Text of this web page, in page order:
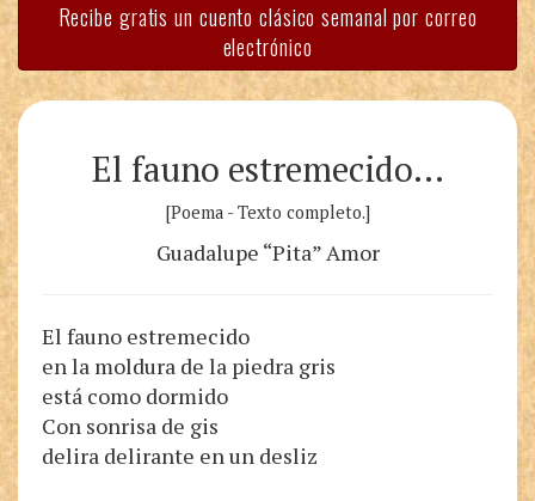
Recibe gratis un cuento clásico semanal por correo
electrónico
El fauno estremecido…
[Poema - Texto completo.]
Guadalupe “Pita” Amor
El fauno estremecido
en la moldura de la piedra gris
está como dormido
Con sonrisa de gis
delira delirante en un desliz